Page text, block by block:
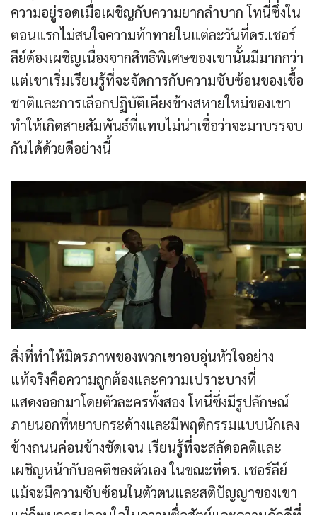
ความอยู่รอดเมื่อเผชิญกับความยากลำบาก โทนี่ซึ่งใน
ตอนแรกไม่สนใจความท้าทายในแต่ละวันที่ดร.เชอร์
ลีย์ต้องเผชิญเนื่องจากสิทธิพิเศษของเขานั้นมีมากกว่า
แต่เขาเริ่มเรียนรู้ที่จะจัดการกับความซับซ้อนของเชื้อ
ชาติและการเลือกปฏิบัติเคียงข้างสหายใหม่ของเขา
ทำให้เกิดสายสัมพันธ์ที่แทบไม่น่าเชื่อว่าจะมาบรรจบ
กันได้ด้วยดีอย่างนี้
สิ่งที่ทำให้มิตรภาพของพวกเขาอบอุ่นหัวใจอย่าง
แท้จริงคือความถูกต้องและความเปราะบางที่
แสดงออกมาโดยตัวละครทั้งสอง โทนี่ซึ่งมีรูปลักษณ์
ภายนอกที่หยาบกระด้างและมีพฤติกรรมแบบนักเลง
ข้างถนนค่อนข้างชัดเจน เรียนรู้ที่จะสลัดอคติและ
เผชิญหน้ากับอคติของตัวเอง ในขณะที่ดร. เชอร์ลีย์
แม้จะมีความซับซ้อนในตัวตนและสติปัญญาของเขา